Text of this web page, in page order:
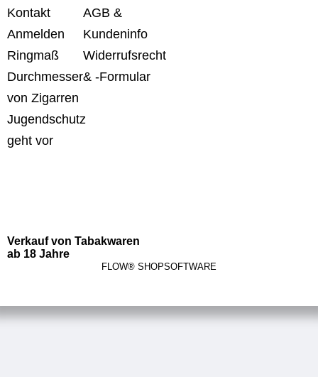
mittelkräfte Zigarren
starke Zigarren
Hygrometer Polymerbefe...
Humidor
Cutter Bohrer Feuerzeu...
Zigarrenascher
Kontakt
Anmelden
Ringmaß
Durchmesser
von Zigarren
Jugendschutz
geht vor
AGB &
Kundeninfo
Widerrufsrecht
& -Formular
Verkauf von Tabakwaren
ab 18 Jahre
FLOW® SHOPSOFTWARE